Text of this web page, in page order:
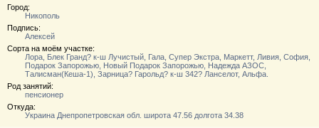
Город:
Никополь
Подпись:
Алексей
Сорта на моём участке:
Лора, Блек Гранд? к-ш Лучистый, Гала, Супер Экстра, Маркетт, Ливия, София,
Подарок Запорожью, Новый Подарок Запорожью, Надежда АЗОС,
Талисман(Кеша-1), Зарница? Гарольд? к-ш 342? Ланселот, Альфа.
Род занятий:
пенсионер
Откуда:
Украина Днепропетровская обл. широта 47.56 долгота 34.38